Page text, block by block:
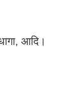
आदि।